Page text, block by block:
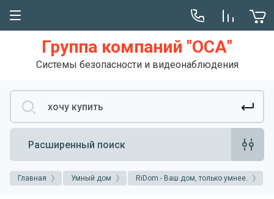
Блог
Советы и статьи
Группа компаний "ОСА"
Системы безопасности и видеонаблюдения
Расширенный поиск
Главная Умный дом RiDom - Ваш дом, только умнее.